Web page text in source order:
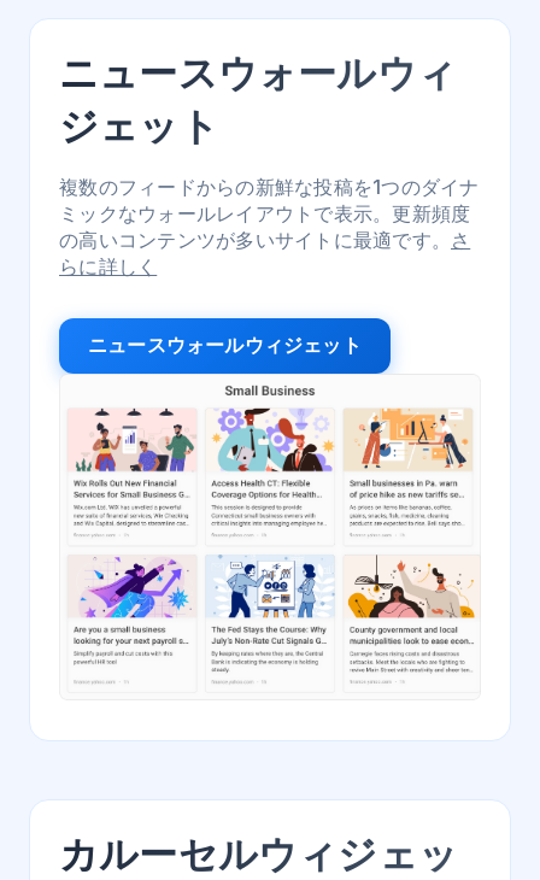
ニュースウォールウィ
ジェット
複数のフィードからの新鮮な投稿を1つのダイナ
ミックなウォールレイアウトで表示。更新頻度
の高いコンテンツが多いサイトに最適です。 さ
らに詳しく
ニュースウォールウィジェット
カルーセルウィジェッ